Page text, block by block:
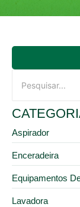
Aspirador
Enceradeira
Equipamentos
Lavadora